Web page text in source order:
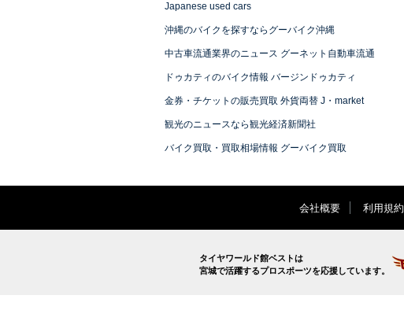
Japanese used cars
沖縄のバイクを探すならグーバイク沖縄
中古車流通業界のニュース グーネット自動車流通
ドゥカティのバイク情報 バージンドゥカティ
金券・チケットの販売買取 外貨両替 J・market
観光のニュースなら観光経済新聞社
バイク買取・買取相場情報 グーバイク買取
会社概要 利用規約
タイヤワールド館ベストは
宮城で活躍するプロスポーツを応援しています。